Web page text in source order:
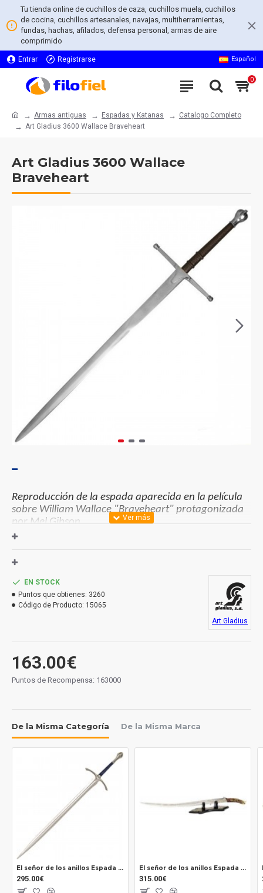
Tu tienda online de cuchillos de caza, cuchillos muela, cuchillos
de cocina, cuchillos artesanales, navajas, multiherramientas,
fundas, hachas, afilados, defensa personal, armas de aire
comprimido
Entrar Registrarse Español
0
Armas antiguas Espadas y Katanas
Catalogo Completo
Art Gladius 3600 Wallace Braveheart
Art Gladius 3600 Wallace
Braveheart
Reproducción de la espada aparecida en la película
sobre William Wallace "Braveheart" protagonizada
por Mel Gibson.
Hoja: acero inoxidable
Medidas
Largo hoja: 102 cm.
Largo total: 140 cm.
163.00€
Puntos de Recompensa: 163000
EN STOCK
Puntos que obtienes: 3260
Código de Producto: 15065
Art Gladius
De la Misma Categoría De la Misma Marca
El señor de los anillos Espada Glamdring Oficial uc2942
295.00€
El señor de los anillos Espada Arwen Oficial
315.00€